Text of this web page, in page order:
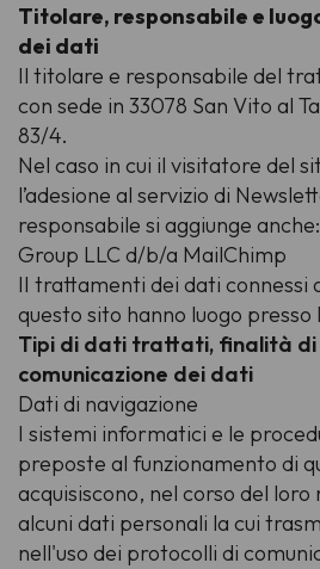
Titolare, responsabile e
dei dati
Il titolare e responsabile del
con sede in 33078 San Vito al
83/4.
Nel caso in cui il visitatore del
l’adesione al servizio di
responsabile si aggiunge
Group LLC d/b/a MailChimp
II trattamenti dei dati connessi
questo sito hanno luogo presso
Tipi di dati trattati, finalità
comunicazione dei dati
Dati di navigazione
I sistemi informatici e le
preposte al funzionamento di
acquisiscono, nel corso del
alcuni dati personali la cui
nell'uso dei protocolli di